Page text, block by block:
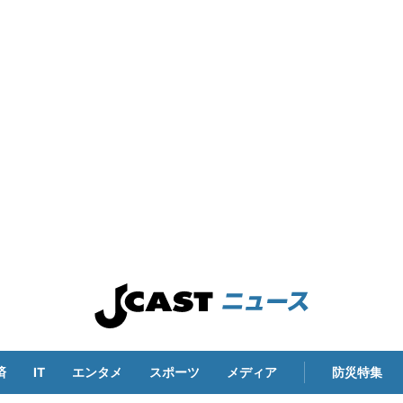
IT エンタメ スポーツ メディア 防災特集